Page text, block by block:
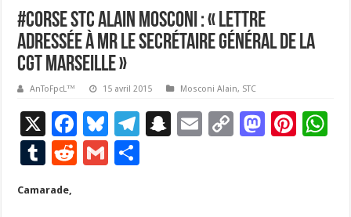
#Corse STC Alain Mosconi : « lettre
adressée à Mr le Secrétaire Général de la
CGT Marseille »
AnToFpcL™ 15 avril 2015 Mosconi Alain, STC
X
F
ac
e
Bl
u
es
T
S
E
C
M Pi
T
u
m
R
G
Camarade,